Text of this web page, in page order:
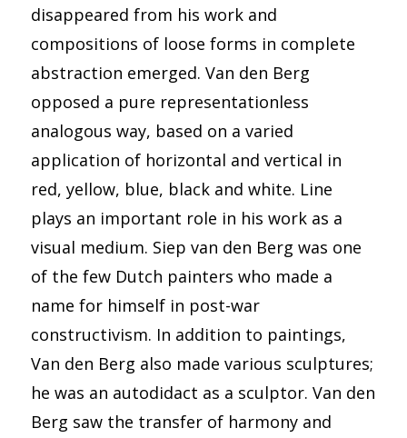
disappeared from his work and
compositions of loose forms in complete
abstraction emerged. Van den Berg
opposed a pure representationless
analogous way, based on a varied
application of horizontal and vertical in
red, yellow, blue, black and white. Line
plays an important role in his work as a
visual medium. Siep van den Berg was one
of the few Dutch painters who made a
name for himself in post-war
constructivism. In addition to paintings,
Van den Berg also made various sculptures;
he was an autodidact as a sculptor. Van den
Berg saw the transfer of harmony and